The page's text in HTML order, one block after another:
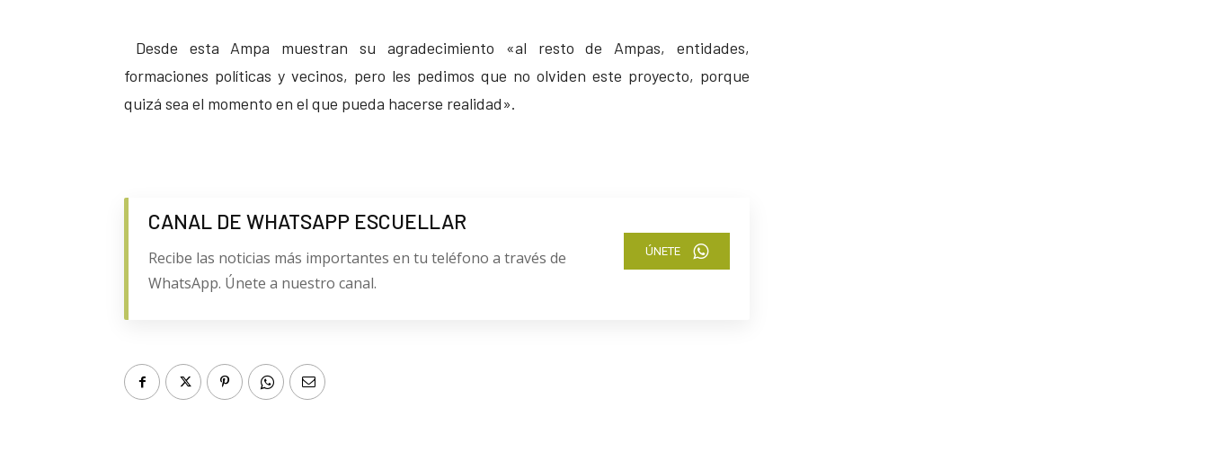
Desde esta Ampa muestran su agradecimiento «al resto de Ampas, entidades,
formaciones políticas y vecinos, pero les pedimos que no olviden este proyecto, porque
quizá sea el momento en el que pueda hacerse realidad».
CANAL DE WHATSAPP ESCUELLAR
Recibe las noticias más importantes en tu teléfono a través de
WhatsApp. Únete a nuestro canal.
ÚNETE